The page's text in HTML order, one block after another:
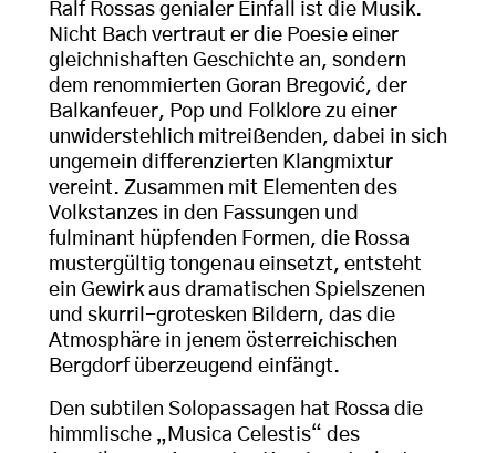
Ralf Rossas genialer Einfall ist die Musik.
Nicht Bach vertraut er die Poesie einer
gleichnishaften Geschichte an, sondern
dem renommierten Goran Bregović, der
Balkanfeuer, Pop und Folklore zu einer
unwiderstehlich mitreißenden, dabei in sich
ungemein differenzierten Klangmixtur
vereint. Zusammen mit Elementen des
Volkstanzes in den Fassungen und
fulminant hüpfenden Formen, die Rossa
mustergültig tongenau einsetzt, entsteht
ein Gewirk aus dramatischen Spielszenen
und skurril-grotesken Bildern, das die
Atmosphäre in jenem österreichischen
Bergdorf überzeugend einfängt.
Den subtilen Solopassagen hat Rossa die
himmlische „Musica Celestis“ des